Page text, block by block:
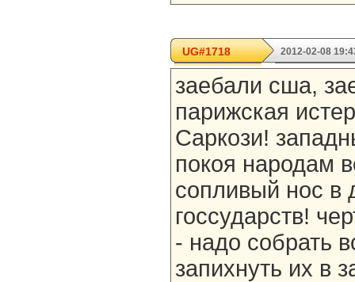
UG#1718 2012-02-08
заебали сша,
парижская
Саркози!
покоя народам
сопливый нос в
госсударств!
- надо собрать
запихнуть их в